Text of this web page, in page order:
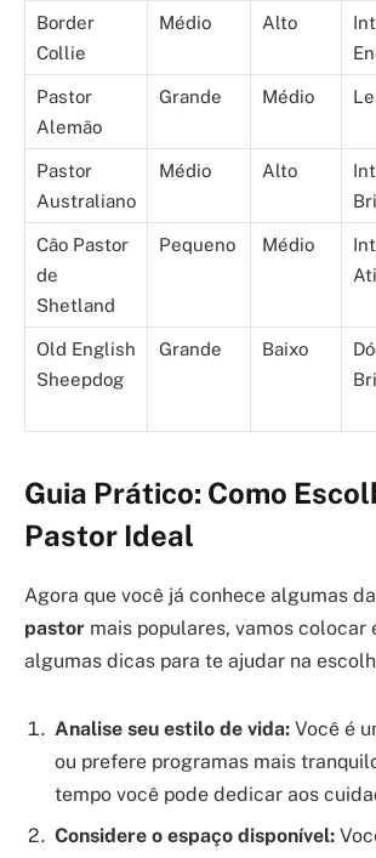
Border
Collie
Médio Alto
Pastor
Alemão
Grande Médio
Pastor
Australiano
Médio Alto
Cão Pastor
de
Shetland
Pequeno Médio
Old English
Sheepdog
Grande Baixo
Guia Prático: Como
Pastor Ideal
Agora que você já conhece algumas
pastor mais populares, vamos colocar
algumas dicas para te ajudar na
Analise seu estilo de vida: Você é
ou prefere programas mais
tempo você pode dedicar aos
Considere o espaço disponível: